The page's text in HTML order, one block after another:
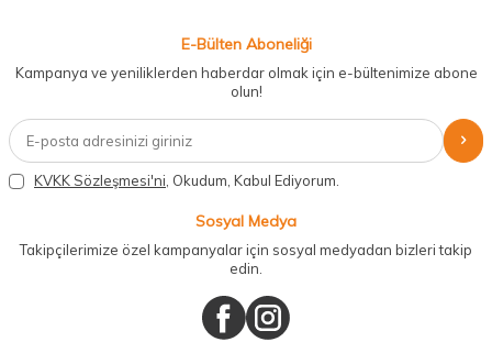
E-Bülten Aboneliği
Kampanya ve yeniliklerden haberdar olmak için e-bültenimize abone
olun!
KVKK Sözleşmesi'ni , Okudum, Kabul Ediyorum.
Sosyal Medya
Takipçilerimize özel kampanyalar için sosyal medyadan bizleri takip
edin.